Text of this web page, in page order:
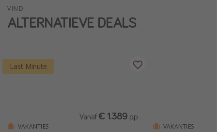
VIND
ALTERNATIEVE DEALS
Last Minute
VAKANTIES
Vanaf € 1.389 p.p.
VAKANTIES